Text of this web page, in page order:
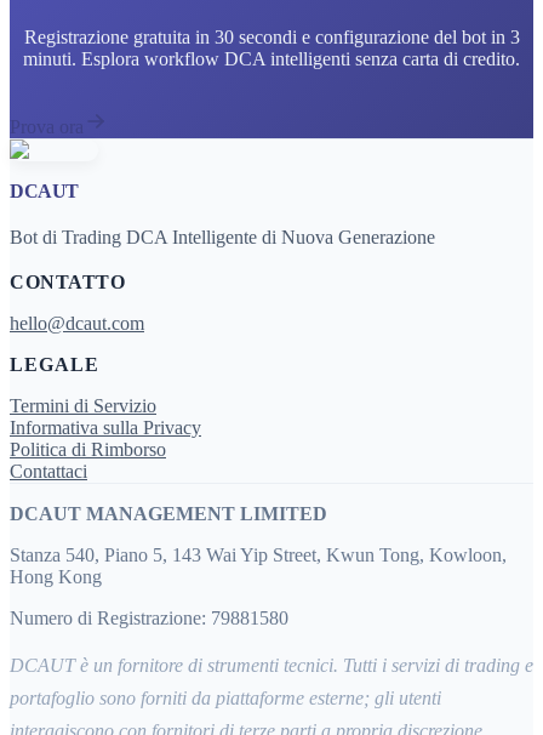
Registrazione gratuita in 30 secondi e configurazione del bot in 3
minuti. Esplora workflow DCA intelligenti senza carta di credito.
Prova ora
DCAUT
Bot di Trading DCA Intelligente di Nuova Generazione
CONTATTO
hello@dcaut.com
LEGALE
Termini di Servizio
Informativa sulla Privacy
Politica di Rimborso
Contattaci
DCAUT MANAGEMENT LIMITED
Stanza 540, Piano 5, 143 Wai Yip Street, Kwun Tong, Kowloon,
Hong Kong
Numero di Registrazione: 79881580
DCAUT è un fornitore di strumenti tecnici. Tutti i servizi di trading e
portafoglio sono forniti da piattaforme esterne; gli utenti
interagiscono con fornitori di terze parti a propria discrezione.